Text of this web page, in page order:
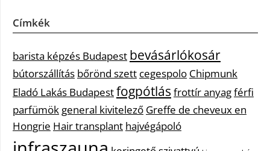
Címkék
barista képzés Budapest bevásárlókosár
bútorszállítás bőrönd szett cegespolo Chipmunk
Eladó Lakás Budapestfogpótlás frottír anyagférfi
parfümök general kivitelező Greffe de cheveux en
Hongrie Hair transplant hajvégápoló